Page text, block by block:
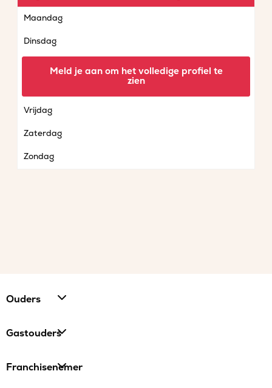
Maandag
Dinsdag
Vrijdag
Zaterdag
Zondag
Meld je aan om het volledige profiel te
zien
Ouders
Gastouders
Franchisenemer